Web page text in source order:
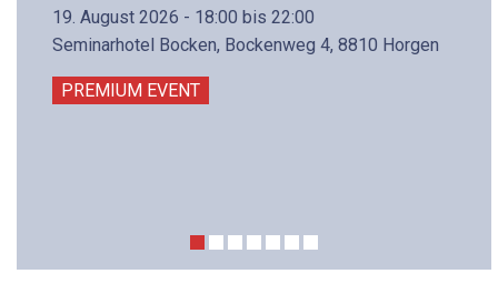
19. August 2026 - 18:00 bis 22:00
Seminarhotel Bocken, Bockenweg 4, 8810 Horgen
PREMIUM EVENT